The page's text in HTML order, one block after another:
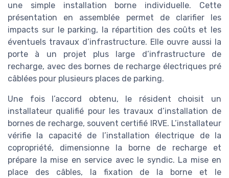
une simple installation borne individuelle. Cette
présentation en assemblée permet de clarifier les
impacts sur le parking, la répartition des coûts et les
éventuels travaux d’infrastructure. Elle ouvre aussi la
porte à un projet plus large d’infrastructure de
recharge, avec des bornes de recharge électriques pré
câblées pour plusieurs places de parking.
Une fois l’accord obtenu, le résident choisit un
installateur qualifié pour les travaux d’installation de
bornes de recharge, souvent certifié IRVE. L’installateur
vérifie la capacité de l’installation électrique de la
copropriété, dimensionne la borne de recharge et
prépare la mise en service avec le syndic. La mise en
place des câbles, la fixation de la borne et le